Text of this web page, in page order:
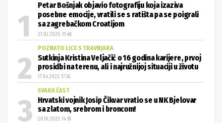
Petar Bošnjak objavio fotografiju koja izaziva
posebne emocije, vratili se s ratišta pa se poigrali
sa zagrebačkom Croatijom
21.02.2025. 11:48
POZNATO LICE S TRAVNJAKA
Sutkinja Kristina Veljačić o 16 godina karijere, prvoj
prosidbi na terenu, ali i najružnijoj situaciji u životu
17.04.2023. 17:36
SVAKA ČAST
Hrvatski vojnik Josip Čikvar vratio se u NK Bjelovar
sa zlatom, srebrom i broncom!
20.10.2023. 14:18